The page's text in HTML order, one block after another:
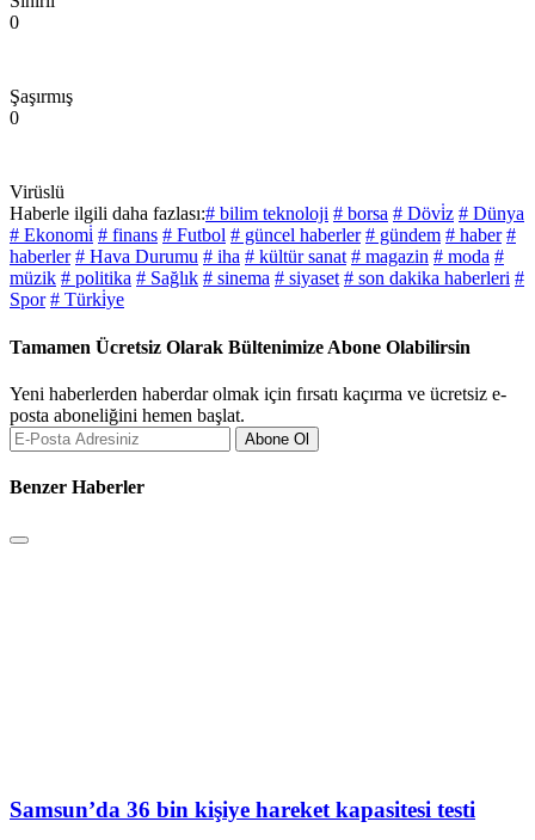
0
Şaşırmış
0
Virüslü
Haberle ilgili daha fazlası:# bilim teknoloji # borsa # Dövi̇z # Dünya
# Ekonomi̇ # finans # Futbol # güncel haberler # gündem # haber #
haberler # Hava Durumu # iha # kültür sanat # magazin # moda #
müzik # politika # Sağlık # sinema # siyaset # son dakika haberleri #
Spor # Türki̇ye
Tamamen Ücretsiz Olarak Bültenimize Abone Olabilirsin
Yeni haberlerden haberdar olmak için fırsatı kaçırma ve ücretsiz e-
posta aboneliğini hemen başlat.
Abone Ol
Benzer Haberler
Samsun’da 36 bin kişiye hareket kapasitesi testi